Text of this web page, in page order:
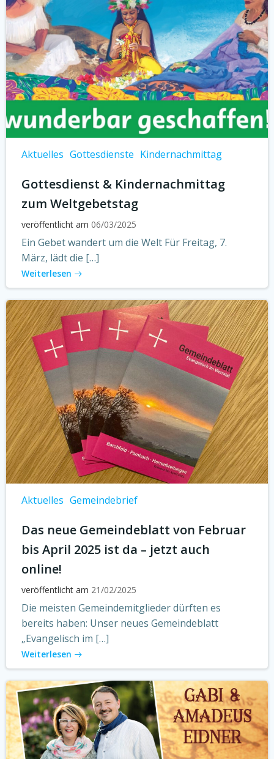
Aktuelles Gottesdienste Kindernachmittag
Gottesdienst & Kindernachmittag
zum Weltgebetstag
veröffentlicht am 06/03/2025
Ein Gebet wandert um die Welt Für Freitag, 7.
März, lädt die […]
Weiterlesen
Aktuelles Gemeindebrief
Das neue Gemeindeblatt von Februar
bis April 2025 ist da – jetzt auch
online!
veröffentlicht am 21/02/2025
Die meisten Gemeindemitglieder dürften es
bereits haben: Unser neues Gemeindeblatt
„Evangelisch im […]
Weiterlesen